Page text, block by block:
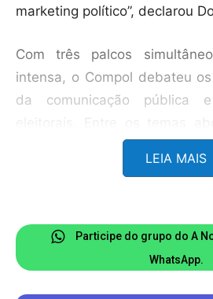
marketing político”, declarou
Com três palcos
intensa, o Compol debateu
da comunicação pública
reeleição e sucessão de
político e construção de
imagem; e estratégias para
modernas e eficazes.
LEIA MAIS
Participe do grupo do A
WhatsApp.